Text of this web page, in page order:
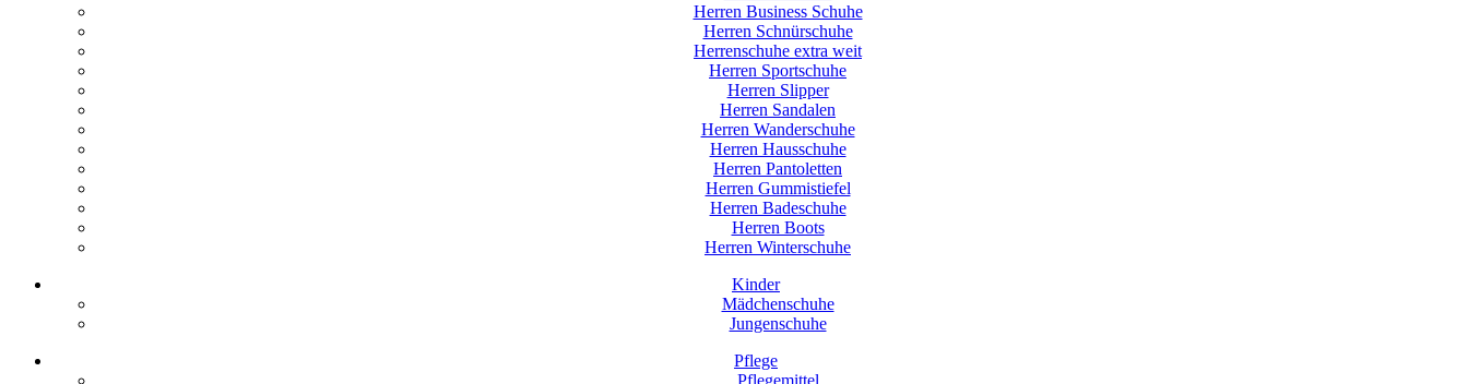
Herren Business Schuhe
Herren Schnürschuhe
Herrenschuhe extra weit
Herren Sportschuhe
Herren Slipper
Herren Sandalen
Herren Wanderschuhe
Herren Hausschuhe
Herren Pantoletten
Herren Gummistiefel
Herren Badeschuhe
Herren Boots
Herren Winterschuhe
Kinder
Mädchenschuhe
Jungenschuhe
Pflege
Pflegemittel